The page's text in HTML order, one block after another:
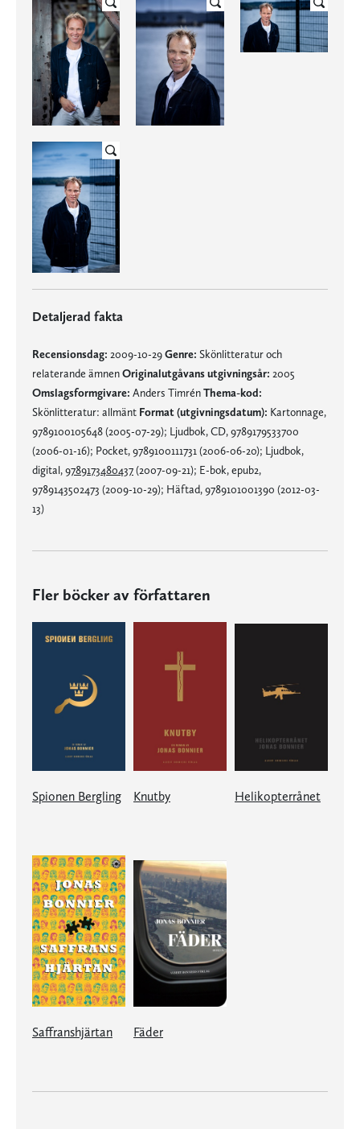
Detaljerad fakta
Recensionsdag: 2009-10-29Genre: Skönlitteratur och
relaterande ämnenOriginalutgåvans utgivningsår: 2005
Omslagsformgivare: Anders TimrénThema-kod:
Skönlitteratur: allmänt Format (utgivningsdatum): Kartonnage,
9789100105648 (2005-07-29); Ljudbok, CD, 9789179533700
(2006-01-16); Pocket, 9789100111731 (2006-06-20); Ljudbok,
digital,9789173480437(2007-09-21); E-bok, epub2,
9789143502473 (2009-10-29); Häftad, 9789101001390 (2012-03-
13)
Fler böcker av författaren
Spionen Bergling Knutby Helikopterrånet
Saffranshjärtan Fäder